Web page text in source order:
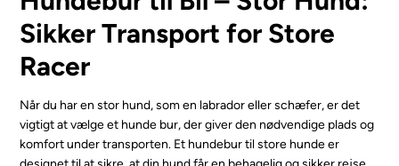
Sikker Transport for Store
Racer
Når du har en stor hund, som en labrador eller schæfer, er det
vigtigt at vælge et hunde bur, der giver den nødvendige plads og
komfort under transporten. Et hundebur til store hunde er